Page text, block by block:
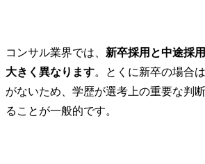
コンサル業界では、 新卒採用と中途採
大きく異なります。とくに新卒の場合
がないため、学歴が選考上の重要な判
ることが一般的です。